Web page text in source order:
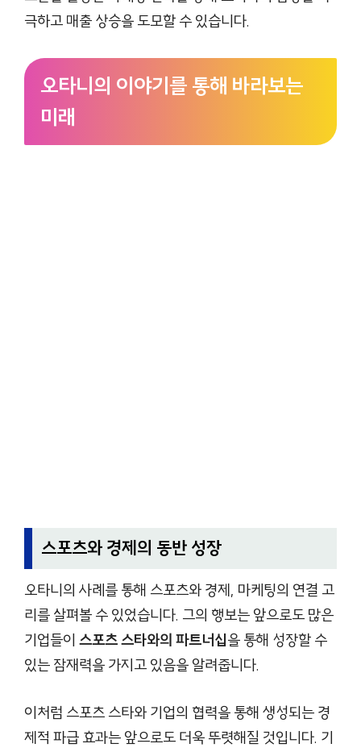
극하고 매출 상승을 도모할 수 있습니다.
오타니의 이야기를 통해 바라보는
미래
스포츠와 경제의 동반 성장
오타니의 사례를 통해 스포츠와 경제, 마케팅의 연결 고
리를 살펴볼 수 있었습니다. 그의 행보는 앞으로도 많은
기업들이 스포츠 스타와의 파트너십을 통해 성장할 수
있는 잠재력을 가지고 있음을 알려줍니다.
이처럼 스포츠 스타와 기업의 협력을 통해 생성되는 경
제적 파급 효과는 앞으로도 더욱 뚜렷해질 것입니다. 기